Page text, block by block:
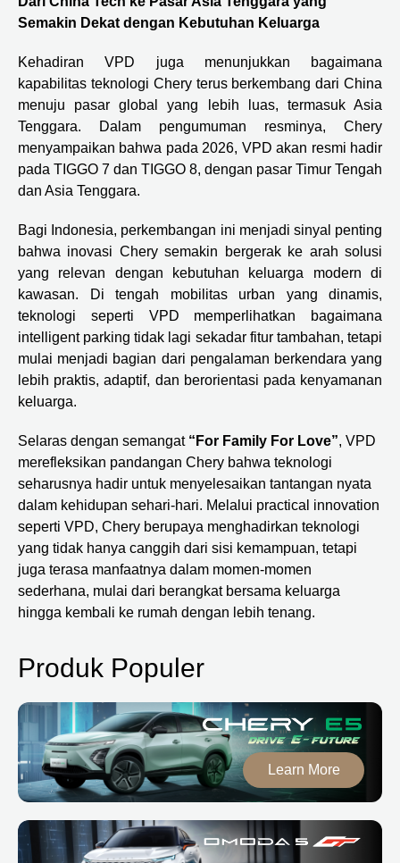
Semakin Dekat dengan Kebutuhan Keluarga
Kehadiran VPD juga menunjukkan bagaimana
kapabilitas teknologi Chery terus berkembang dari China
menuju pasar global yang lebih luas, termasuk Asia
Tenggara. Dalam pengumuman resminya, Chery
menyampaikan bahwa pada 2026, VPD akan resmi hadir
pada TIGGO 7 dan TIGGO 8, dengan pasar Timur Tengah
dan Asia Tenggara.
Bagi Indonesia, perkembangan ini menjadi sinyal penting
bahwa inovasi Chery semakin bergerak ke arah solusi
yang relevan dengan kebutuhan keluarga modern di
kawasan. Di tengah mobilitas urban yang dinamis,
teknologi seperti VPD memperlihatkan bagaimana
intelligent parking tidak lagi sekadar fitur tambahan, tetapi
mulai menjadi bagian dari pengalaman berkendara yang
lebih praktis, adaptif, dan berorientasi pada kenyamanan
keluarga.
Selaras dengan semangat “For Family For Love”, VPD
merefleksikan pandangan Chery bahwa teknologi
seharusnya hadir untuk menyelesaikan tantangan nyata
dalam kehidupan sehari-hari. Melalui practical innovation
seperti VPD, Chery berupaya menghadirkan teknologi
yang tidak hanya canggih dari sisi kemampuan, tetapi
juga terasa manfaatnya dalam momen-momen
sederhana, mulai dari berangkat bersama keluarga
hingga kembali ke rumah dengan lebih tenang.
Produk Populer
Learn More